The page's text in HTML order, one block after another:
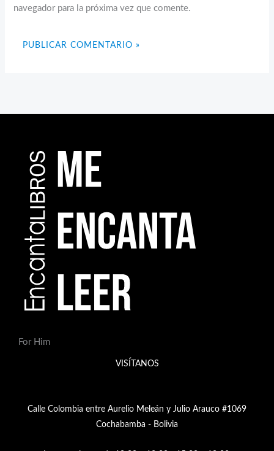
navegador para la próxima vez que comente.
For Him
VISÍTANOS
Calle Colombia entre Aurelio Meleán y Julio Arauco #1069
Cochabamba - Bolivia